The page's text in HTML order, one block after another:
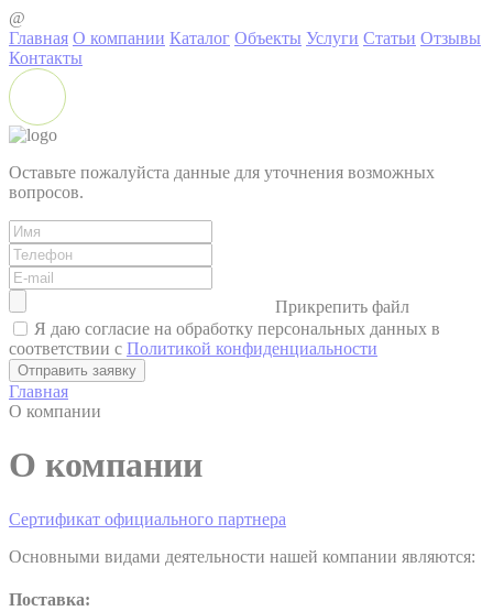
@
Главная О компании Каталог Объекты Услуги Статьи Отзывы
Контакты
Оставьте пожалуйста данные для уточнения возможных
вопросов.
Прикрепить файл
Я даю согласие на обработку персональных данных в
соответствии с Политикой конфиденциальности
Главная
О компании
О компании
Сертификат официального партнера
Основными видами деятельности нашей компании являются:
Поставка: